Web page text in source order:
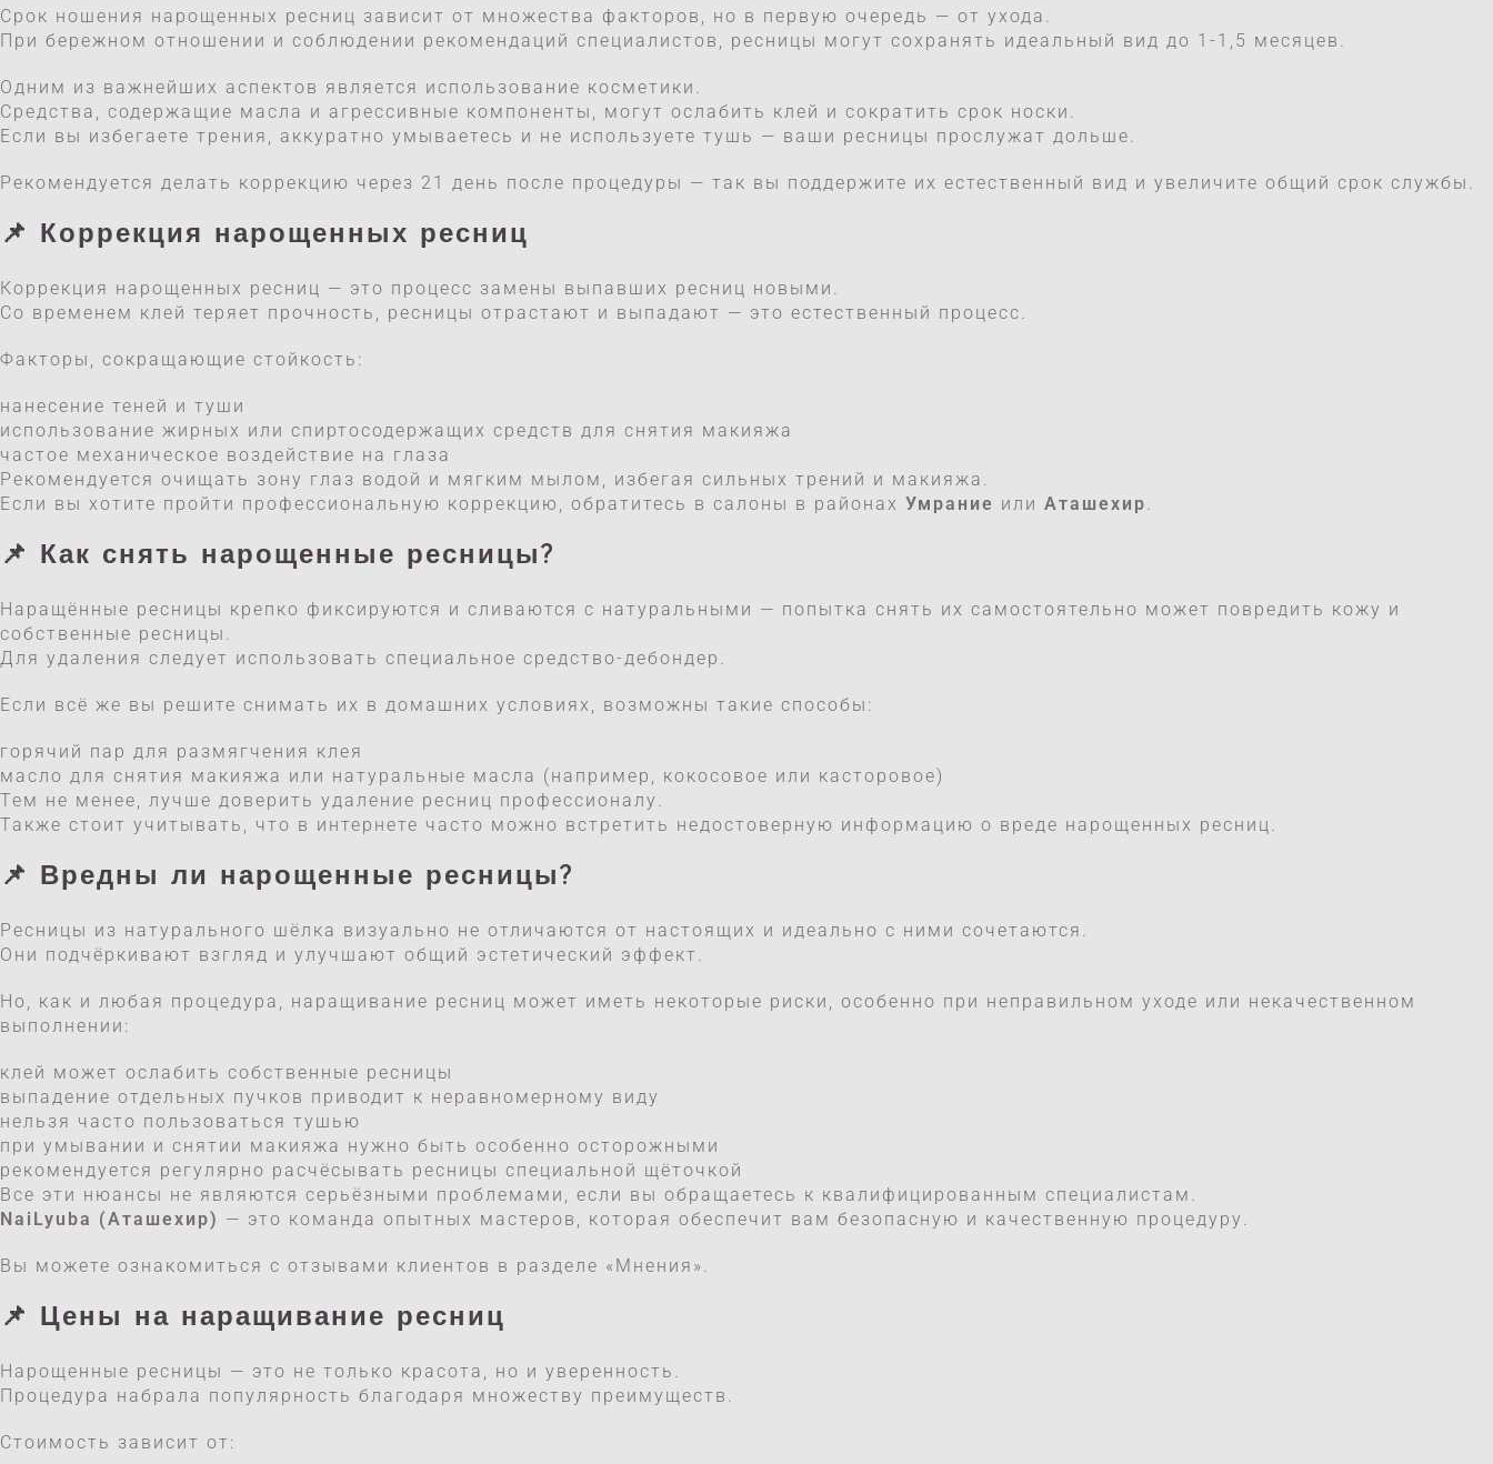
Срок ношения нарощенных ресниц зависит от множества факторов, но в первую очередь — от ухода.
При бережном отношении и соблюдении рекомендаций специалистов, ресницы могут сохранять идеальный вид до 1-1,5 месяцев.
Одним из важнейших аспектов является использование косметики.
Средства, содержащие масла и агрессивные компоненты, могут ослабить клей и сократить срок носки.
Если вы избегаете трения, аккуратно умываетесь и не используете тушь — ваши ресницы прослужат дольше.
Рекомендуется делать коррекцию через 21 день после процедуры — так вы поддержите их естественный вид и увеличите общий срок службы.
📌 Коррекция нарощенных ресниц
Коррекция нарощенных ресниц — это процесс замены выпавших ресниц новыми.
Со временем клей теряет прочность, ресницы отрастают и выпадают — это естественный процесс.
Факторы, сокращающие стойкость:
нанесение теней и туши
использование жирных или спиртосодержащих средств для снятия макияжа
частое механическое воздействие на глаза
Рекомендуется очищать зону глаз водой и мягким мылом, избегая сильных трений и макияжа.
Если вы хотите пройти профессиональную коррекцию, обратитесь в салоны в районах Умрание или Аташехир.
📌 Как снять нарощенные ресницы?
Наращённые ресницы крепко фиксируются и сливаются с натуральными — попытка снять их самостоятельно может повредить кожу и
собственные ресницы.
Для удаления следует использовать специальное средство-дебондер.
Если всё же вы решите снимать их в домашних условиях, возможны такие способы:
горячий пар для размягчения клея
масло для снятия макияжа или натуральные масла (например, кокосовое или касторовое)
Тем не менее, лучше доверить удаление ресниц профессионалу.
Также стоит учитывать, что в интернете часто можно встретить недостоверную информацию о вреде нарощенных ресниц.
📌 Вредны ли нарощенные ресницы?
Ресницы из натурального шёлка визуально не отличаются от настоящих и идеально с ними сочетаются.
Они подчёркивают взгляд и улучшают общий эстетический эффект.
Но, как и любая процедура, наращивание ресниц может иметь некоторые риски, особенно при неправильном уходе или некачественном
выполнении:
клей может ослабить собственные ресницы
выпадение отдельных пучков приводит к неравномерному виду
нельзя часто пользоваться тушью
при умывании и снятии макияжа нужно быть особенно осторожными
рекомендуется регулярно расчёсывать ресницы специальной щёточкой
Все эти нюансы не являются серьёзными проблемами, если вы обращаетесь к квалифицированным специалистам.
NaiLyuba (Аташехир) — это команда опытных мастеров, которая обеспечит вам безопасную и качественную процедуру.
Вы можете ознакомиться с отзывами клиентов в разделе «Мнения».
📌 Цены на наращивание ресниц
Нарощенные ресницы — это не только красота, но и уверенность.
Процедура набрала популярность благодаря множеству преимуществ.
Стоимость зависит от: